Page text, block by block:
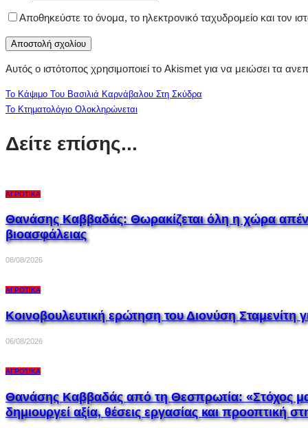
Αποθηκεύστε το όνομα, το ηλεκτρονικό ταχυδρομείο και
Αυτός ο ιστότοπος χρησιμοποιεί το Akismet για να μειώσει τα
Το Κάψιμο Του Βασιλιά Καρνάβαλου Στη Σκύδρα
Το Κτηματολόγιο Ολοκληρώνεται
Δείτε επίσης...
ΑΓΡΟΤΙΚΆ
Θανάσης Καββαδάς: Θωρακίζεται όλη η χώρα
βιοασφάλειας
08/08/2026
ΑΓΡΟΤΙΚΆ
Κοινοβουλευτική ερώτηση του Διονύση
06/08/2026
ΑΓΡΟΤΙΚΆ
Θανάσης Καββαδάς από τη Θεσπρωτία: «Στόχος
δημιουργεί αξία, θέσεις εργασίας και προοπτική